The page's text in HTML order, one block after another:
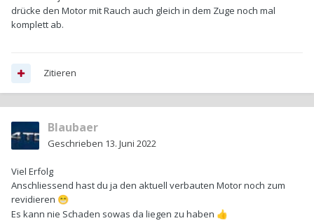
drücke den Motor mit Rauch auch gleich in dem Zuge noch mal
komplett ab.
Zitieren
Blaubaer
Geschrieben 13. Juni 2022
Viel Erfolg
Anschliessend hast du ja den aktuell verbauten Motor noch zum
revidieren 😁
Es kann nie Schaden sowas da liegen zu haben 👍